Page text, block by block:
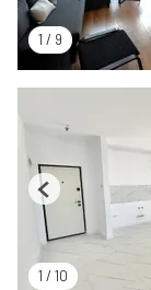
1 / 9
1 / 10
Previous